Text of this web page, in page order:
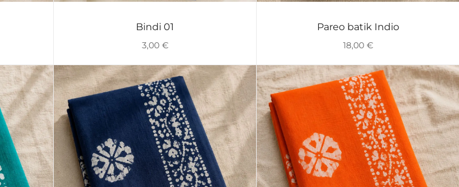
VISTA RÁPIDA
Bindi 01
3,00 €
VISTA RÁPIDA
Pareo batik Indio
18,00 €